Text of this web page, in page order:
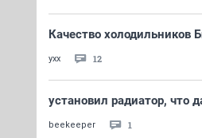
Качество холодильников
yxx 12
установил радиатор, что
beekeeper 1